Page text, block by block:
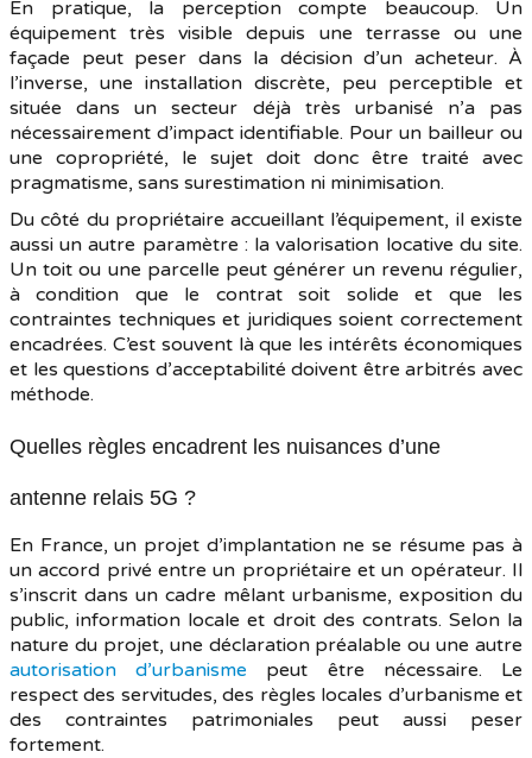
En pratique, la perception compte beaucoup. Un
équipement très visible depuis une terrasse ou une
façade peut peser dans la décision d’un acheteur. À
l’inverse, une installation discrète, peu perceptible et
située dans un secteur déjà très urbanisé n’a pas
nécessairement d’impact identifiable. Pour un bailleur ou
une copropriété, le sujet doit donc être traité avec
pragmatisme, sans surestimation ni minimisation.
Du côté du propriétaire accueillant l’équipement, il existe
aussi un autre paramètre : la valorisation locative du site.
Un toit ou une parcelle peut générer un revenu régulier,
à condition que le contrat soit solide et que les
contraintes techniques et juridiques soient correctement
encadrées. C’est souvent là que les intérêts économiques
et les questions d’acceptabilité doivent être arbitrés avec
méthode.
Quelles règles encadrent les nuisances d’une
antenne relais 5G ?
En France, un projet d’implantation ne se résume pas à
un accord privé entre un propriétaire et un opérateur. Il
s’inscrit dans un cadre mêlant urbanisme, exposition du
public, information locale et droit des contrats. Selon la
nature du projet, une déclaration préalable ou une autre
autorisation d’urbanisme peut être nécessaire. Le
respect des servitudes, des règles locales d’urbanisme et
des contraintes patrimoniales peut aussi peser
fortement.